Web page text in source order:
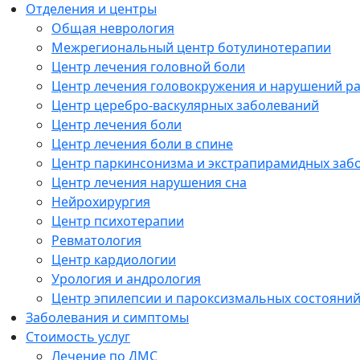
Отделения и центры
Общая неврология
Межрегиональный центр ботулинотерапии
Центр лечения головной боли
Центр лечения головокружения и нарушений
Центр церебро-васкулярных заболеваний
Центр лечения боли
Центр лечения боли в спине
Центр паркинсонизма и экстрапирамидных
Центр лечения нарушения сна
Нейрохирургия
Центр психотерапии
Ревматология
Центр кардиологии
Урология и андрология
Центр эпилепсии и пароксизмальных состояний
Заболевания и симптомы
Стоимость услуг
Лечение по ДМС